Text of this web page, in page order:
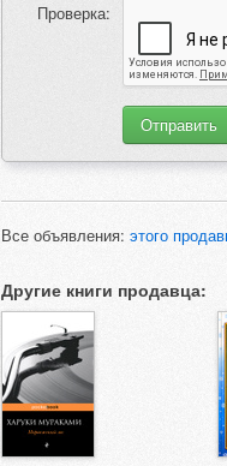
Проверка:
Все объявления: этого
Другие книги продавца: